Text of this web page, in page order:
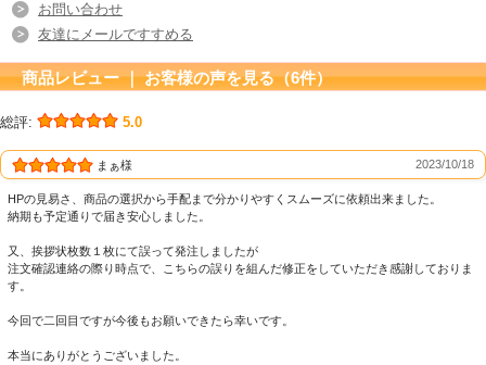
お問い合わせ
友達にメールですすめる
商品レビュー ｜ お客様の声を見る（6件）
総評: 5.0
まぁ様 2023/10/18
HPの見易さ、商品の選択から手配まで分かりやすくスムーズに依頼出来ました。
納期も予定通りで届き安心しました。
又、挨拶状枚数１枚にて誤って発注しましたが
注文確認連絡の際り時点で、こちらの誤りを組んだ修正をしていただき感謝しておりま
す。
今回で二回目ですが今後もお願いできたら幸いです。
本当にありがとうございました。